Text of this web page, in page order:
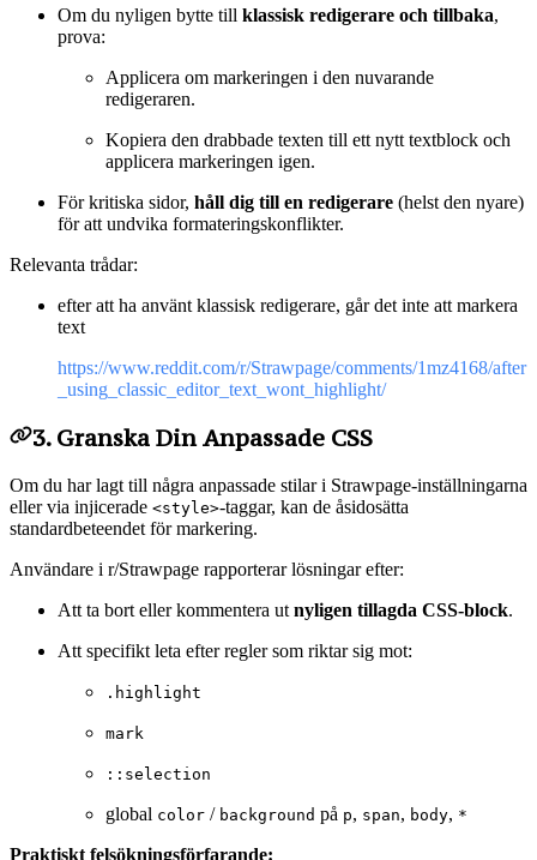
Om du nyligen bytte till klassisk redigerare och tillbaka,
prova:
Applicera om markeringen i den nuvarande
redigeraren.
Kopiera den drabbade texten till ett nytt textblock och
applicera markeringen igen.
För kritiska sidor, håll dig till en redigerare (helst den nyare)
för att undvika formateringskonflikter.
Relevanta trådar:
efter att ha använt klassisk redigerare, går det inte att markera
text
https://www.reddit.com/r/Strawpage/comments/1mz4168/after
_using_classic_editor_text_wont_highlight/
3. Granska Din Anpassade CSS
Om du har lagt till några anpassade stilar i Strawpage-inställningarna
eller via injicerade <style>-taggar, kan de åsidosätta
standardbeteendet för markering.
Användare i r/Strawpage rapporterar lösningar efter:
Att ta bort eller kommentera ut nyligen tillagda CSS-block.
Att specifikt leta efter regler som riktar sig mot:
.highlight
mark
::selection
global color / background på p, span, body, *
Praktiskt felsökningsförfarande: